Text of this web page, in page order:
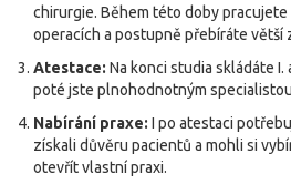
chirurgie. Během této doby
operacích a postupně přebíráte větší
Atestace: Na konci studia skládáte I.
poté jste plnohodnotným
Nabírání praxe: I po atestaci
získali důvěru pacientů a mohli si
otevřít vlastní praxi.